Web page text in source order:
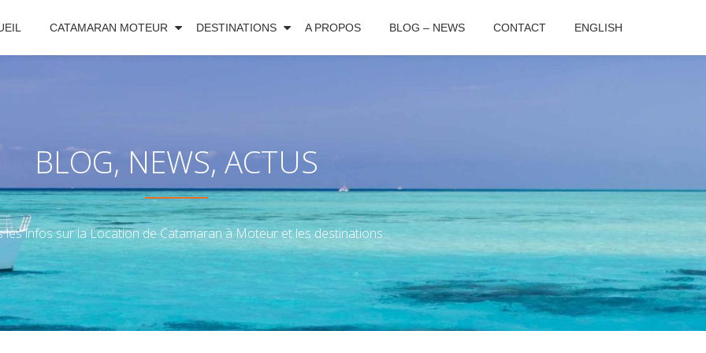
CATAMARAN MOTEUR DESTINATIONS A PROPOS BLOG – NEWS CONTACT ENGLISH
BLOG, NEWS, ACTUS
les infos sur la Location de Catamaran à Moteur et les destinations...